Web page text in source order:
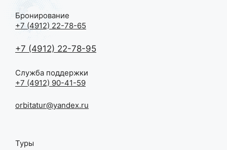
03.01.2026
января
Бронирование
+7 (4912) 22-78-65
+7 (4912) 22-78-95
Служба поддержки
+7 (4912) 90-41-59
orbitatur@yandex.ru
Туры